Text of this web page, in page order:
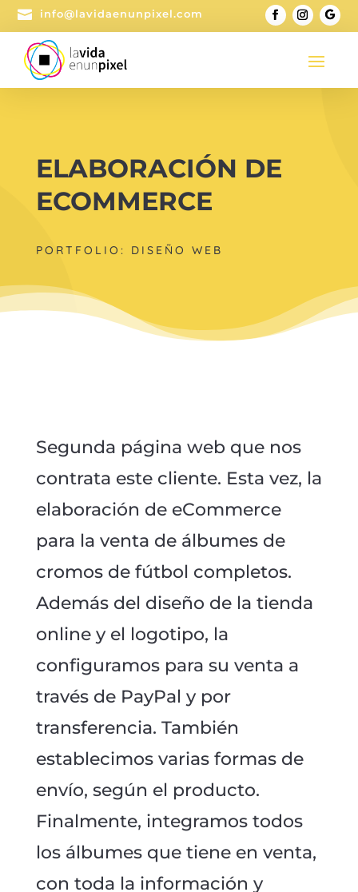
 info@lavidaenunpixel.com
ELABORACIÓN DE
ECOMMERCE
PORTFOLIO: DISEÑO WEB
Segunda página web que nos
contrata este cliente. Esta vez, la
elaboración de eCommerce
para la venta de álbumes de
cromos de fútbol completos.
Además del diseño de la tienda
online y el logotipo, la
configuramos para su venta a
través de PayPal y por
transferencia. También
establecimos varias formas de
envío, según el producto.
Finalmente, integramos todos
los álbumes que tiene en venta,
con toda la información y